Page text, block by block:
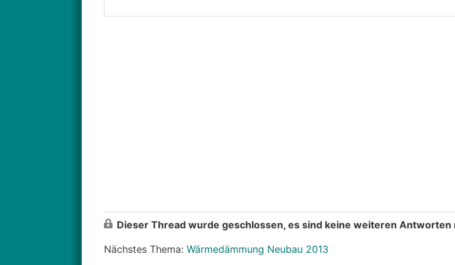
Dieser Thread wurde geschlossen, es sind keine weiteren Antworten
Nächstes Thema: Wärmedämmung Neubau 2013